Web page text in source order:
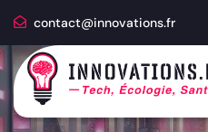
contact@innovations.fr